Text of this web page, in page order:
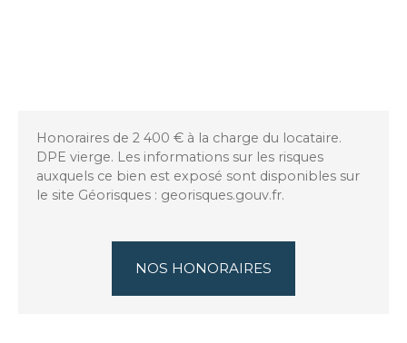
Honoraires de 2 400 € à la charge du locataire.
DPE vierge. Les informations sur les risques
auxquels ce bien est exposé sont disponibles sur
le site Géorisques : georisques.gouv.fr.
NOS HONORAIRES